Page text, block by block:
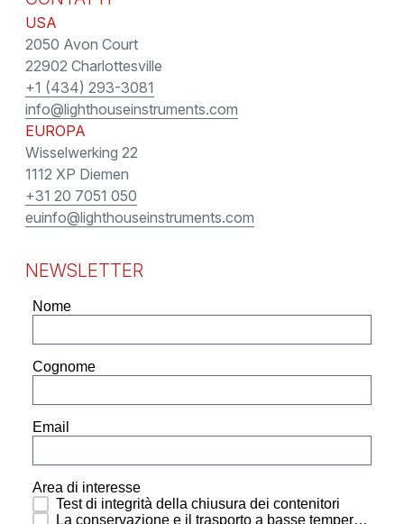
USA
2050 Avon Court
22902 Charlottesville
+1 (434) 293-3081
info@lighthouseinstruments.com
EUROPA
Wisselwerking 22
1112 XP Diemen
+31 20 7051 050
euinfo@lighthouseinstruments.com
NEWSLETTER